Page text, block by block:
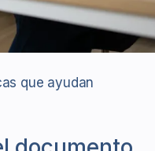
que ayudan